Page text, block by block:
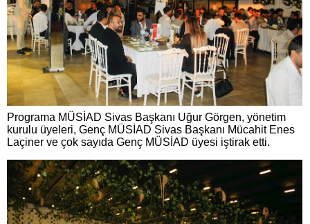
Programa MÜSİAD Sivas Başkanı Uğur Görgen, yönetim
kurulu üyeleri, Genç MÜSİAD Sivas Başkanı Mücahit Enes
Laçiner ve çok sayıda Genç MÜSİAD üyesi iştirak etti.